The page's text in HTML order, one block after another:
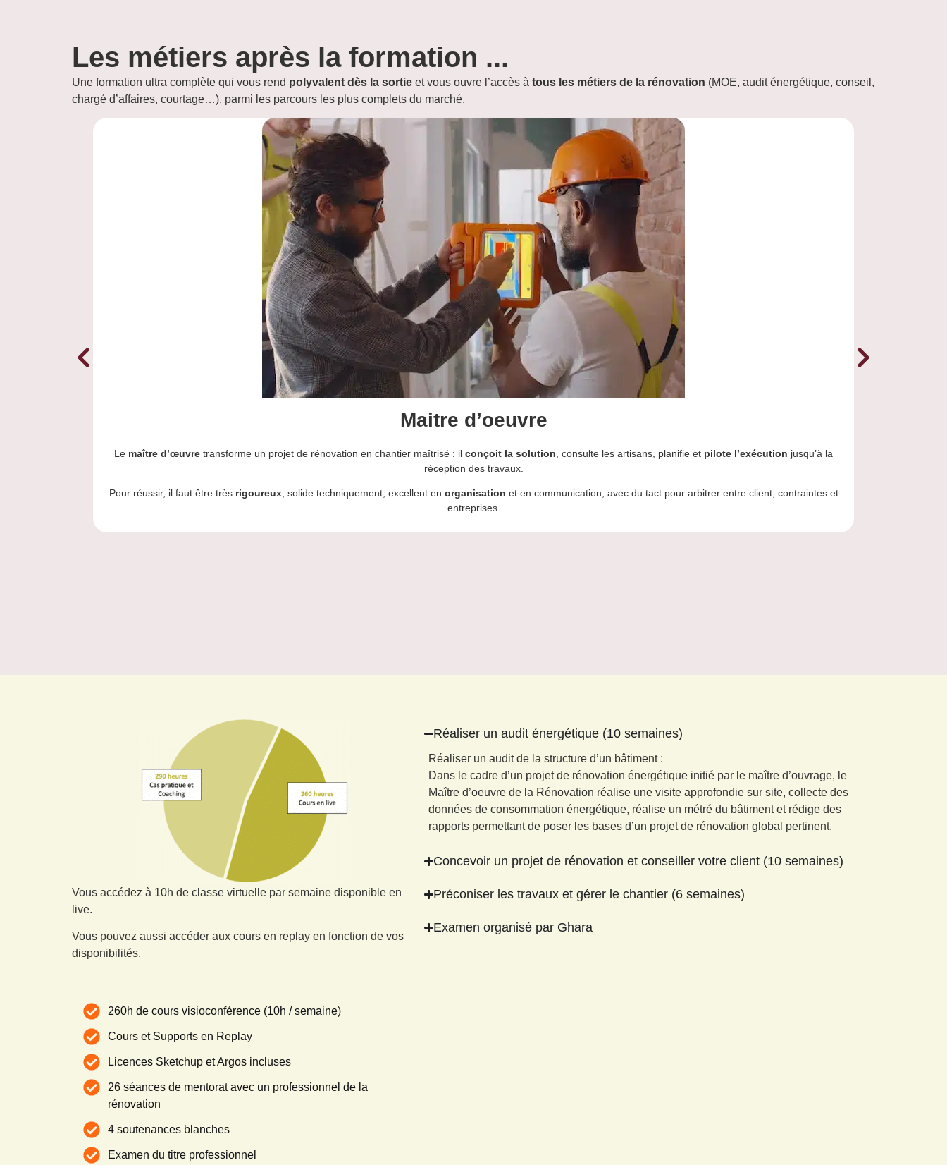
Les métiers après la formation ...
Une formation ultra complète qui vous rend polyvalent dès la sortie et vous ouvre l’accès à tous les métiers de la rénovation (MOE, audit énergétique, conseil,
chargé d’affaires, courtage…), parmi les parcours les plus complets du marché.
Maitre d’oeuvre
Le maître d’œuvre transforme un projet de rénovation en chantier maîtrisé : il conçoit la solution , consulte les artisans, planifie et pilote l’exécution jusqu’à la
réception des travaux.
Pour réussir, il faut être très rigoureux, solide techniquement, excellent en organisation et en communication, avec du tact pour arbitrer entre client, contraintes et
entreprises.
Vous accédez à 10h de classe virtuelle par semaine disponible en
live.
Vous pouvez aussi accéder aux cours en replay en fonction de vos
disponibilités.
260h de cours visioconférence (10h / semaine)
Cours et Supports en Replay
Licences Sketchup et Argos incluses
26 séances de mentorat avec un professionnel de la
rénovation
4 soutenances blanches
Examen du titre professionnel
Réaliser un audit énergétique (10 semaines)
Réaliser un audit de la structure d’un bâtiment :
Dans le cadre d’un projet de rénovation énergétique initié par le maître d’ouvrage, le
Maître d’oeuvre de la Rénovation réalise une visite approfondie sur site, collecte des
données de consommation énergétique, réalise un métré du bâtiment et rédige des
rapports permettant de poser les bases d’un projet de rénovation global pertinent.
Concevoir un projet de rénovation et conseiller votre client (10 semaines)
Préconiser les travaux et gérer le chantier (6 semaines)
Examen organisé par Ghara